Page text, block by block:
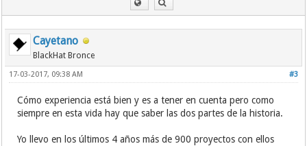
Cayetano
BlackHat Bronce
#3
17-03-2017, 09:38 AM
Cómo experiencia está bien y es a tener en cuenta pero como
siempre en esta vida hay que saber las dos partes de la historia.
Yo llevo en los últimos 4 años más de 900 proyectos con ellos